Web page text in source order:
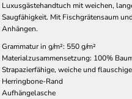
Luxusgästehandtuch mit weichen,
Saugfähigkeit. Mit Fischgrätensaum
Anhängen.
Grammatur in g/m²: 550 g/m²
Materialzusammensetzung: 100%
Strapazierfähige, weiche und
Herringbone-Rand
Aufhängelasche